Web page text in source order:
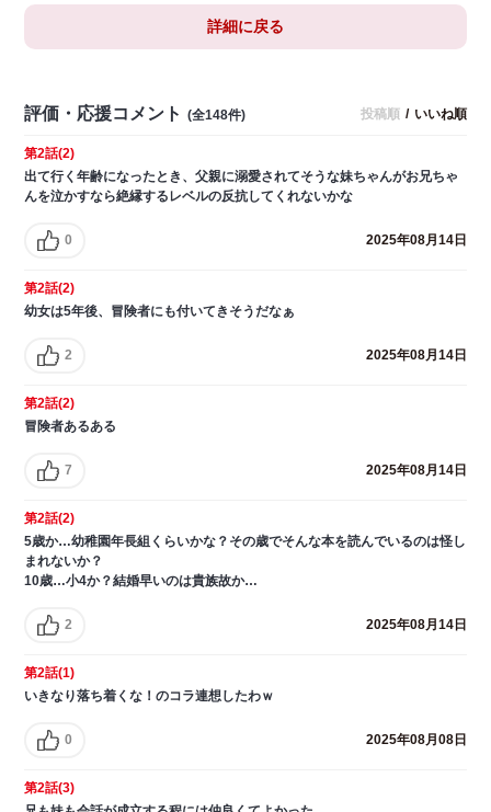
詳細に戻る
評価・応援コメント (全148件) 投稿順 / いいね順
第2話(2)
出て行く年齢になったとき、父親に溺愛されてそうな妹ちゃんがお兄ちゃ
んを泣かすなら絶縁するレベルの反抗してくれないかな
0 2025年08月14日
第2話(2)
幼女は5年後、冒険者にも付いてきそうだなぁ
2 2025年08月14日
第2話(2)
冒険者あるある
7 2025年08月14日
第2話(2)
5歳か…幼稚園年長組くらいかな？その歳でそんな本を読んでいるのは怪し
まれないか？
10歳…小4か？結婚早いのは貴族故か…
2 2025年08月14日
第2話(1)
いきなり落ち着くな！のコラ連想したわｗ
0 2025年08月08日
第2話(3)